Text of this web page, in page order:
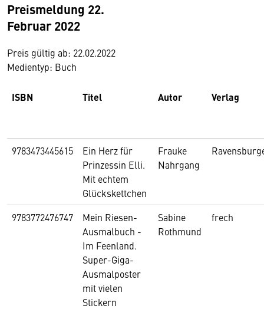
Preismeldung 22.
Februar 2022
Preis gültig ab: 22.02.2022
Medientyp: Buch
ISBN Titel Autor Verlag
9783473445615
Ein Herz für
Prinzessin Elli.
Mit echtem
Glückskettchen
Frauke
Nahrgang
9783772476747
Mein Riesen-
Ausmalbuch -
Im Feenland.
Super-Giga-
Ausmalposter
mit vielen
Stickern
Sabine
Rothmund
frech